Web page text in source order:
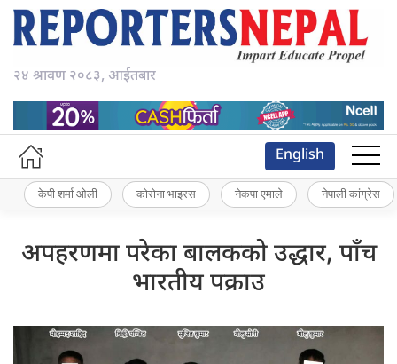
२४ श्रावण २०८३, आईतबार
English
केपी शर्मा ओली कोरोना भाइरस नेकपा एमाले नेपाली कांग्रेस
अपहरणमा परेका बालकको उद्धार, पाँच
भारतीय पक्राउ